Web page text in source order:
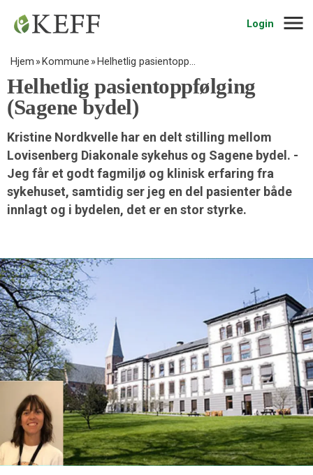
Login
Hjem Kommune Helhetlig pasientopp…
Helhetlig pasientoppfølging
(Sagene bydel)
Kristine Nordkvelle har en delt stilling mellom
Lovisenberg Diakonale sykehus og Sagene bydel. -
Jeg får et godt fagmiljø og klinisk erfaring fra
sykehuset, samtidig ser jeg en del pasienter både
innlagt og i bydelen, det er en stor styrke.